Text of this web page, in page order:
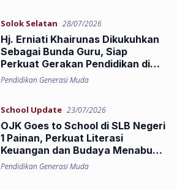
Solok Selatan 28/07/2026
Hj. Erniati Khairunas Dikukuhkan
Sebagai Bunda Guru, Siap
Perkuat Gerakan Pendidikan di
Solok Selatan
Pendidikan Generasi Muda
School Update 23/07/2026
OJK Goes to School di SLB Negeri
1 Painan, Perkuat Literasi
Keuangan dan Budaya Menabung
bagi Pelajar Berkebutuhan
Pendidikan Generasi Muda